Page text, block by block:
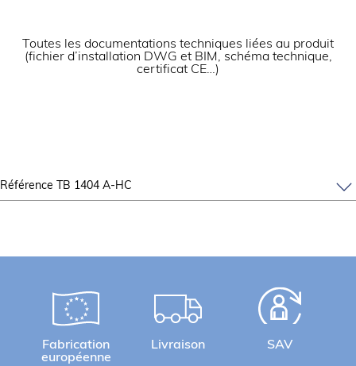
Toutes les documentations techniques liées au produit
(fichier d’installation DWG et BIM, schéma technique,
certificat CE…)
Référence TB 1404 A-HC
Fabrication
européenne
Livraison SAV